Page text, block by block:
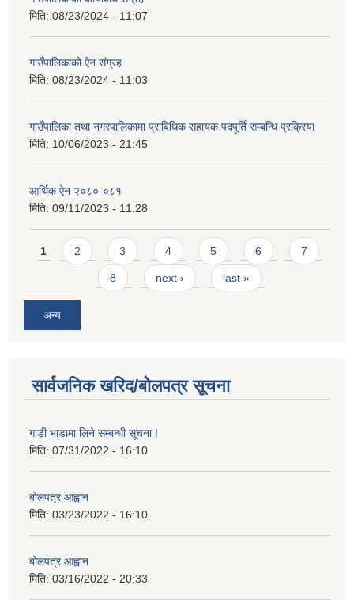
मिति: 08/23/2024 - 11:07
गाउँपालिकाको ऐन संग्रह
मिति: 08/23/2024 - 11:03
गाउँपालिका तथा नगरपालिकामा प्राबिधिक सहायक पदपूर्ति सम्बन्धि प्रक्रिया
मिति: 10/06/2023 - 21:45
आर्थिक ऐन २०८०-०८१
मिति: 09/11/2023 - 11:28
Pages
1 2 3 4 5 6 7
8 next › last »
अन्य
सार्वजनिक खरिद/बोलपत्र सूचना
गाडी भाडामा लिने सम्बन्धी सूचना !
मिति: 07/31/2022 - 16:10
बोलपत्र आह्वान
मिति: 03/23/2022 - 16:10
बोलपत्र आह्वान
मिति: 03/16/2022 - 20:33